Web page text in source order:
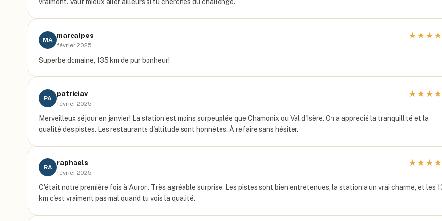
vraiment. Vaut mieux aller ailleurs si tu cherches du challenge.
MA
marcalpes
février 2025
★ ★ ★ ★
Superbe domaine, 135 km de pur bonheur!
PA
patriciav
février 2025
★ ★ ★ ★
Merveilleux séjour en janvier! La station est moins surpeuplée que Chamonix ou Val d'Isère. On a apprecié la tranquillité et la
qualité des pistes. Les restaurants d'altitude sont honnêtes. À refaire sans hésiter.
RA
raphaels
février 2025
★ ★ ★ ★
C'était notre première fois à Auron. Très agréable surprise. Les pistes sont bien entretenues, la station a un vrai charme, et les
km c'est vraiment pas mal quand tu vois la qualité.